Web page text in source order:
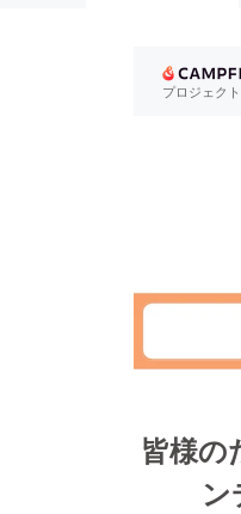
プロジェク
皆様の
ン